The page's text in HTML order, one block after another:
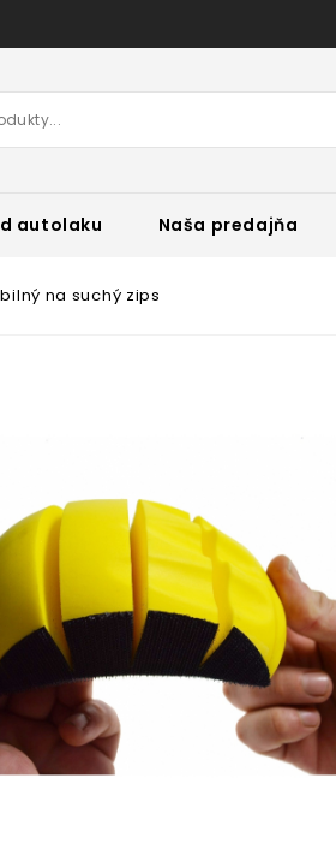
autolaku Naša predajňa
na suchý zips